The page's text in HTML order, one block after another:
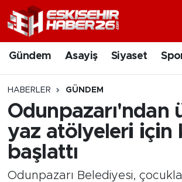
Gündem Asayiş Siyaset
HABERLER GÜNDEM
Odunpazarı'ndan
yaz atölyeleri için
başlattı
Odunpazarı Belediyesi,
Gündem
Asayiş
Siyaset
Spor
Sağlık
Nöbetçi Eczaneler
Hava Durumu
Trafik Durumu
Süper Lig Puan Durumu ve
Tüm Manşetler